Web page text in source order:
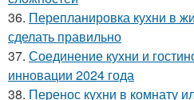
36. Перепланировка кухни в
сделать правильно
37. Соединение кухни и
инновации 2024 года
38. Перенос кухни в комнату